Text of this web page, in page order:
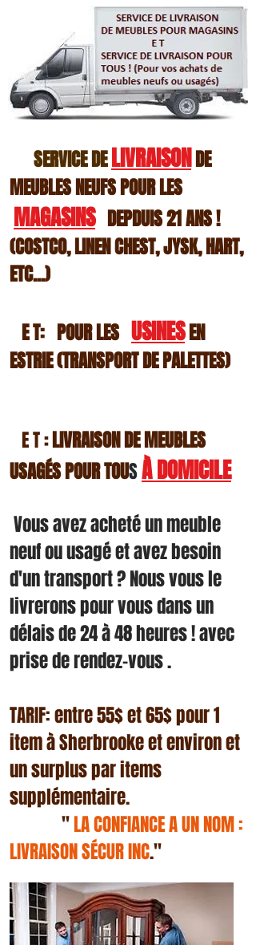
SERVICE DELIVRAISONDE
MEUBLES NEUFS POUR LES
MAGASINS DEPDUIS 21 ANS !
(COSTCO, LINEN CHEST, JYSK, HART,
ETC...)
E T: POUR LES USINESEN
ESTRIE (TRANSPORT DE PALETTES)
E T:LIVRAISONDE MEUBLES
USAGÉS POUR TOUSÀ DOMICILE
Vous avez acheté un meuble
neuf ou usagé et avez besoin
d'un transport ? Nous vous le
livrerons pour vous dans un
délais de 24 à 48 heures ! avec
prise de rendez-vous .
TARIF: entre 55$ et 65$ pour 1
item à Sherbrooke et environ et
un surplus par items
supplémentaire.
''LA CONFIANCE A UN NOM :
LIVRAISON SÉCUR INC.''